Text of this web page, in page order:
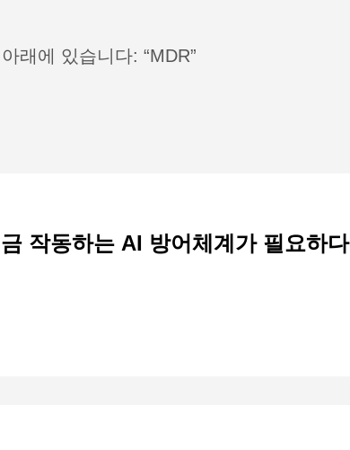
래에 있습니다: “MDR”
작동하는 AI 방어체계가 필요하다